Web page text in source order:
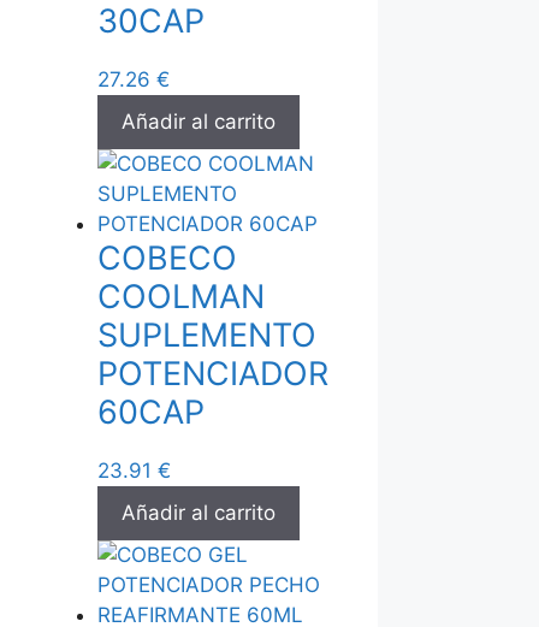
30CAP
27.26 €
Añadir al carrito
COBECO
COOLMAN
SUPLEMENTO
POTENCIADOR
60CAP
23.91 €
Añadir al carrito